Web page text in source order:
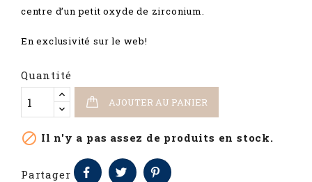
centre d’un petit oxyde de zirconium.
En exclusivité sur le web!
Quantité
AJOUTER AU PANIER
 Il n'y a pas assez de produits en stock.
Partager